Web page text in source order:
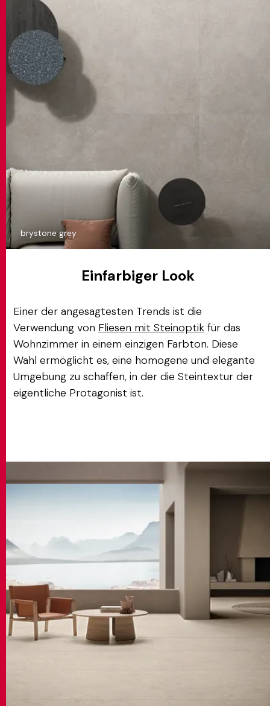
brystone grey
Einfarbiger Look
Einer der angesagtesten Trends ist die
Verwendung von Fliesen mit Steinoptik für das
Wohnzimmer in einem einzigen Farbton. Diese
Wahl ermöglicht es, eine homogene und elegante
Umgebung zu schaffen, in der die Steintextur der
eigentliche Protagonist ist.